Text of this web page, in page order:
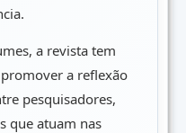
a revista tem
a reflexão
pesquisadores,
que atuam nas